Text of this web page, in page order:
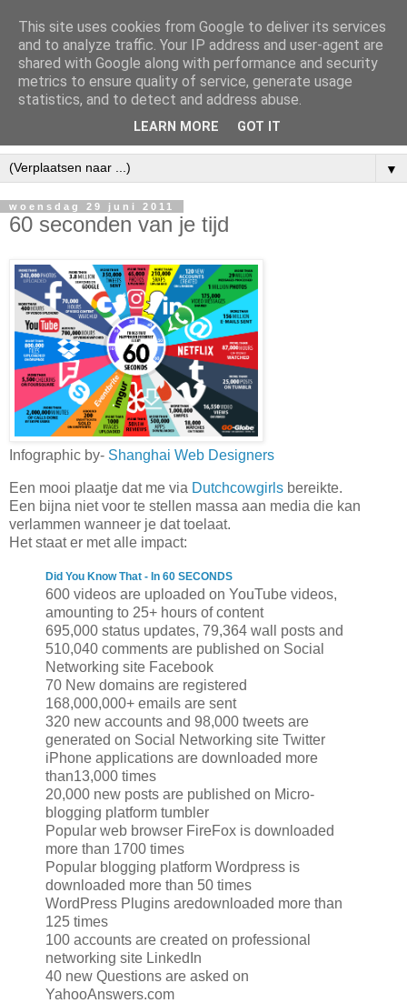
▼
woensdag 29 juni 2011
60 seconden van je tijd
Infographic by- Shanghai Web Designers
Een mooi plaatje dat me via Dutchcowgirls bereikte.
Een bijna niet voor te stellen massa aan media die kan
verlammen wanneer je dat toelaat.
Het staat er met alle impact:
Did You Know That - In 60 SECONDS
600 videos are uploaded on YouTube videos,
amounting to 25+ hours of content
695,000 status updates, 79,364 wall posts and
510,040 comments are published on Social
Networking site Facebook
70 New domains are registered
168,000,000+ emails are sent
320 new accounts and 98,000 tweets are
generated on Social Networking site Twitter
iPhone applications are downloaded more
than13,000 times
20,000 new posts are published on Micro-
blogging platform tumbler
Popular web browser FireFox is downloaded
more than 1700 times
Popular blogging platform Wordpress is
downloaded more than 50 times
WordPress Plugins aredownloaded more than
125 times
100 accounts are created on professional
networking site LinkedIn
40 new Questions are asked on
YahooAnswers.com
This site uses cookies from Google to deliver its services
and to analyze traffic. Your IP address and user-agent are
shared with Google along with performance and security
metrics to ensure quality of service, generate usage
statistics, and to detect and address abuse.
LEARN MORE GOT IT